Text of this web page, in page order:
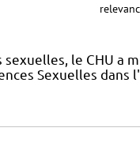
le CHU a
Sexuelles dans